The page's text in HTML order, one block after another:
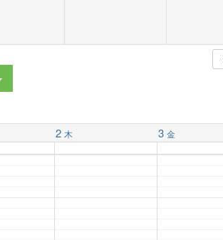
2 木 3 金